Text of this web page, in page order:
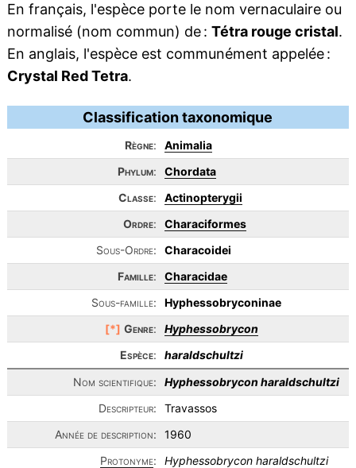
En français, l'espèce porte le nom vernaculaire ou
normalisé (nom commun) de : Tétra rouge cristal.
En anglais, l'espèce est communément appelée :
Crystal Red Tetra.
Classification taxonomique
Règne:
Animalia
Phylum:
Chordata
Classe:
Actinopterygii
Ordre:
Characiformes
Sous-Ordre:
Characoidei
Famille:
Characidae
Sous-famille:
Hyphessobryconinae
[*] Genre:
Hyphessobrycon
Espèce:
haraldschultzi
Nom scientifique:
Hyphessobrycon haraldschultzi
Descripteur:
Travassos
Année de description:
1960
Protonyme: Hyphessobrycon haraldschultzi